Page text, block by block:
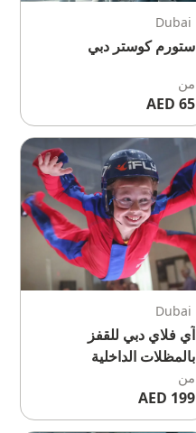
Dubai
ستورم كوستر دبي
من
65 AED
Dubai
آي فلاي دبي للقفز
بالمظلات الداخلية
من
199 AED